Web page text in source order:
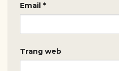
Email *
Trang web